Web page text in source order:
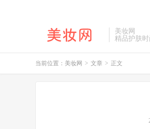
美妆网
精品护肤
当前位置： 美妆网 > 文章 > 正文